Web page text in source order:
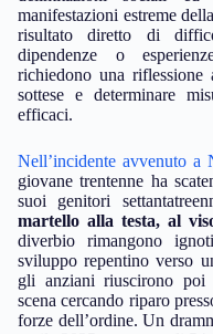
manifestazioni estreme della
risultato diretto di
dipendenze o
richiedono una
sottese e determinare
efficaci.
Nell’incidente avvenuto a
giovane trentenne ha
suoi genitori
martello alla testa, al
diverbio rimangono
sviluppo repentino verso
gli anziani riuscirono poi
scena cercando riparo
forze dell’ordine. Un